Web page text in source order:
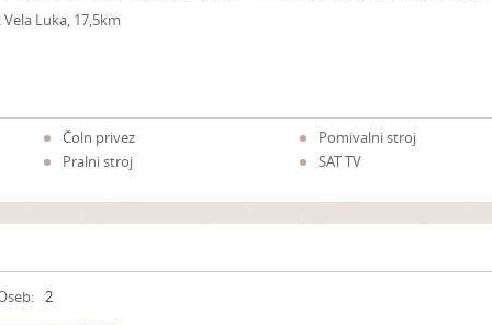
Luka, 17,5km
Čoln privez
Pomivalni stroj
Pralni stroj SAT TV
2